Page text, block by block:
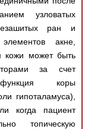
узловатых
ран и
акне,
кожи может быть
за счет
коры
гипоталамуса),
когда пациент
топическую